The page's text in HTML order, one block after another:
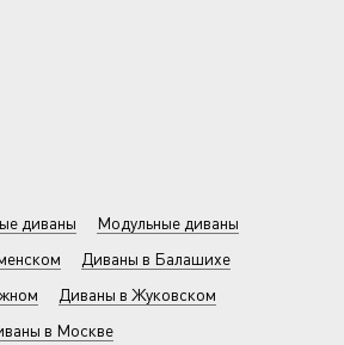
диваны
Модульные диваны
Диваны в Балашихе
Диваны в Жуковском
в Москве